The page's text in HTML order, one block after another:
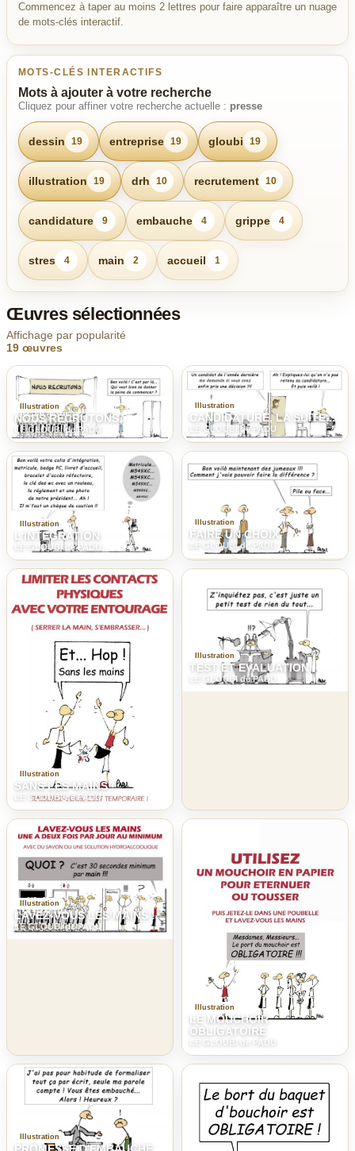
Commencez à taper au moins 2 lettres pour faire apparaître un nuage
de mots-clés interactif.
MOTS-CLÉS INTERACTIFS
Mots à ajouter à votre recherche
Cliquez pour affiner votre recherche actuelle : presse
dessin 19 entreprise 19 gloubi 19
illustration 19 drh 10 recrutement 10
candidature 9 embauche 4 grippe 4
stres 4 main 2 accueil 1
Œuvres sélectionnées
Affichage par popularité
19 œuvres
Illustration
NOUS RECRUTONS
LE GLOUBI de PADU
Illustration
CANDIDATURE, LA SUITE...
LE GLOUBI de PADU
Illustration
L'INTEGRATION
LE GLOUBI de PADU
Illustration
FAIRE UN CHOIX
LE GLOUBI de PADU
Illustration
SANS LES MAINS !
LE GLOUBI de PADU
Illustration
TEST ET EVALUATION
LE GLOUBI de PADU
Illustration
LAVEZ-VOUS LES MAINS !
LE GLOUBI de PADU
Illustration
LE MOUCHOIR
OBLIGATOIRE
LE GLOUBI de PADU
Illustration
PROMESSE D'EMBAUCHE